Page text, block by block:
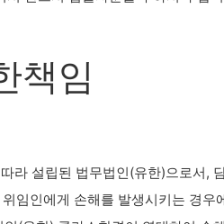
책임
라 설립된 법무법인(유한)으로서,
임인에게 손해를 발생시키는 경우